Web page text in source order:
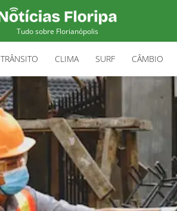
Tudo sobre Florianópolis
TRÂNSITO CLIMA SURF CÂMBIO